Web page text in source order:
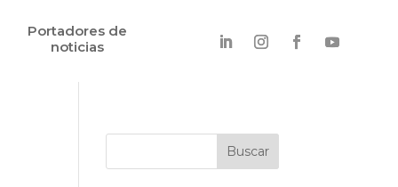
Portadores de
noticias
Buscar